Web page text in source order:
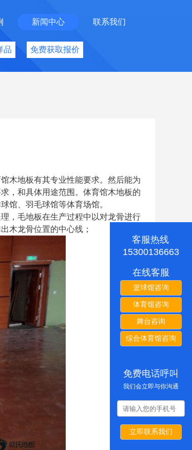
新闻中心 联系我们
品 免费获取报价
木地板有其专业性能要求。然后能为
，和具体用途范围。体育馆木地板的
馆、羽毛球馆等体育场馆。
，毛地板在生产过程中以对龙骨进行
木龙骨位置的中心线；
客服热线
15300136663
在线客服
篮球馆咨询
体育馆咨询
舞台咨询
综合体育馆咨询
免费电话呼叫
我们会立即与你沟通
立即联系我们